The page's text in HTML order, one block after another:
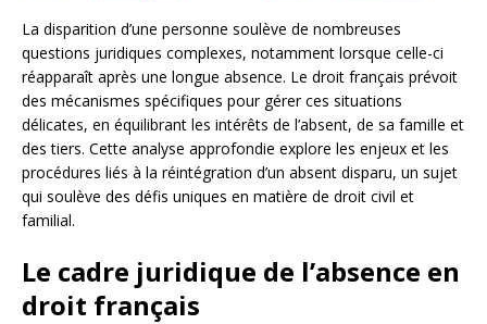
La disparition d’une personne soulève de nombreuses
questions juridiques complexes, notamment lorsque celle-ci
réapparaît après une longue absence. Le droit français prévoit
des mécanismes spécifiques pour gérer ces situations
délicates, en équilibrant les intérêts de l’absent, de sa famille et
des tiers. Cette analyse approfondie explore les enjeux et les
procédures liés à la réintégration d’un absent disparu, un sujet
qui soulève des défis uniques en matière de droit civil et
familial.
Le cadre juridique de l’absence en
droit français